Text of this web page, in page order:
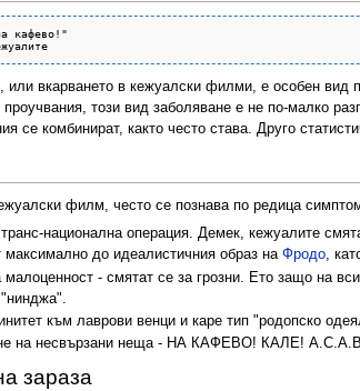
кафево!"
- Батето за кежуалите
или вкарването в кежуалски филми, е особен вид
този вид заболяване е не по-малко
се комбинират, както често става. Друго
филм, често се познава по редица
национална операция. Демек, кежуалите
максимално до идеалистичния образ на Фродо,
малоценност - смятат се за грозни. Ето защо на
към лаврови венци и каре тип "родопско
на несвързани неща - НА КАФЕВО! КАЛЕ! А.С.А.В и
зараза